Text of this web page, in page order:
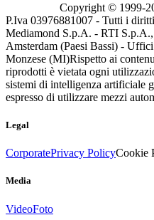
Copyright © 1999-
P.Iva 03976881007 - Tutti i
Mediamond S.p.A. - RTI
Amsterdam (Paesi Bassi) -
Monzese (MI)Rispetto ai
riprodotti è vietata ogni
sistemi di intelligenza artificiale
espresso di utilizzare mezzi
Legal
CorporatePrivacy PolicyCookie
Media
VideoFoto